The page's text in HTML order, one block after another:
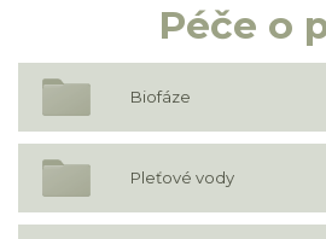
Péče o
Biofáze
Pleťové vody